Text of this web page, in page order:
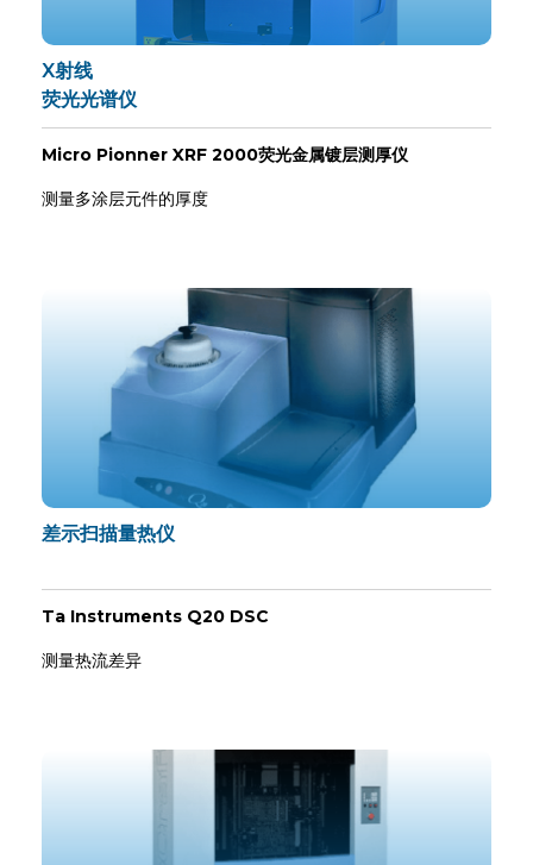
X射线
荧光光谱仪
Micro Pionner XRF 2000荧光金属镀层测厚仪
测量多涂层元件的厚度
差示扫描量热仪
Ta Instruments Q20 DSC
测量热流差异